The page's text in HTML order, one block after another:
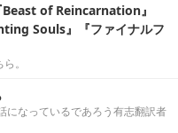
of Reincarnation』
Souls』『ファイナルフ
。
になっているであろう有志翻訳者